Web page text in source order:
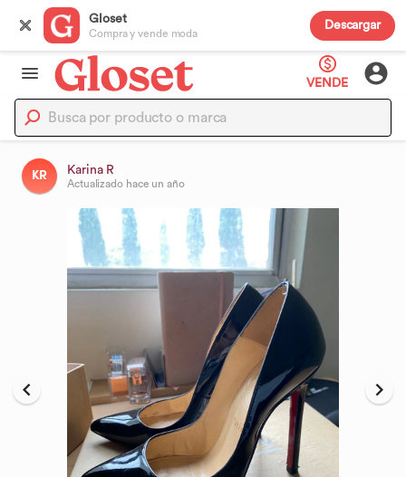
Gloset
Compra y vende moda
Descargar
VENDE
KR Karina R
Actualizado hace un año